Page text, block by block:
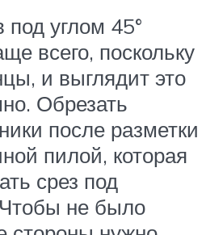
под углом 45°
всего, поскольку
и выглядит это
Обрезать
после разметки
пилой, которая
срез под
не было